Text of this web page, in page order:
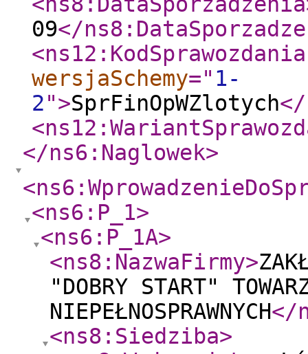
09</
<ns12:KodSprawozdania
wersjaSchemy=" 1-
2">SprFinOpWZlotych</
</ns6:Naglowek>
<ns6:P_1>
<ns6:P_1A>
<ns8:NazwaFirmy>
"DOBRY START"
NIEPEŁNOSPRAWNYCH</
<ns8:Siedziba>